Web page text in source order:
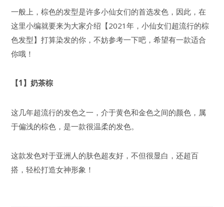
一般上，棕色的发型是许多小仙女们的首选发色，因此，在
这里小编就要来为大家介绍【2021年，小仙女们超流行的棕
色发型】打算染发的你，不妨参考一下吧，希望有一款适合
你哦！
【1】奶茶棕
这几年超流行的发色之一，介于黄色和金色之间的颜色，属
于偏浅的棕色，是一款很温柔的发色。
这款发色对于亚洲人的肤色超友好，不但很显白，还超百
搭，轻松打造女神形象！